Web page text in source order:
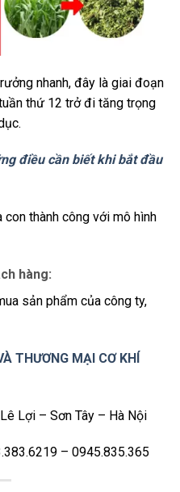
nhanh, đây là giai đoạn
thứ 12 trở đi tăng trọng
điều cần biết khi bắt đầu
con thành công với mô hình
hàng:
sản phẩm của công ty,
THƯƠNG MẠI CƠ KHÍ
Lợi – Sơn Tây – Hà Nội
– 0945.835.365